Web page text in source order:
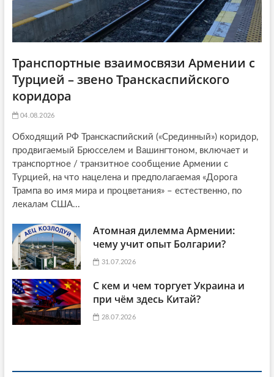
Транспортные взаимосвязи Армении с
Турцией – звено Транскаспийского
коридора
04.08.2026
Обходящий РФ Транскаспийский («Срединный») коридор,
продвигаемый Брюсселем и Вашингтоном, включает и
транспортное / транзитное сообщение Армении с
Турцией, на что нацелена и предполагаемая «Дорога
Трампа во имя мира и процветания» – естественно, по
лекалам США...
Атомная дилемма Армении:
чему учит опыт Болгарии?
31.07.2026
С кем и чем торгует Украина и
при чём здесь Китай?
28.07.2026